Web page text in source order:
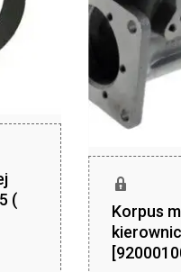
(
Korpus